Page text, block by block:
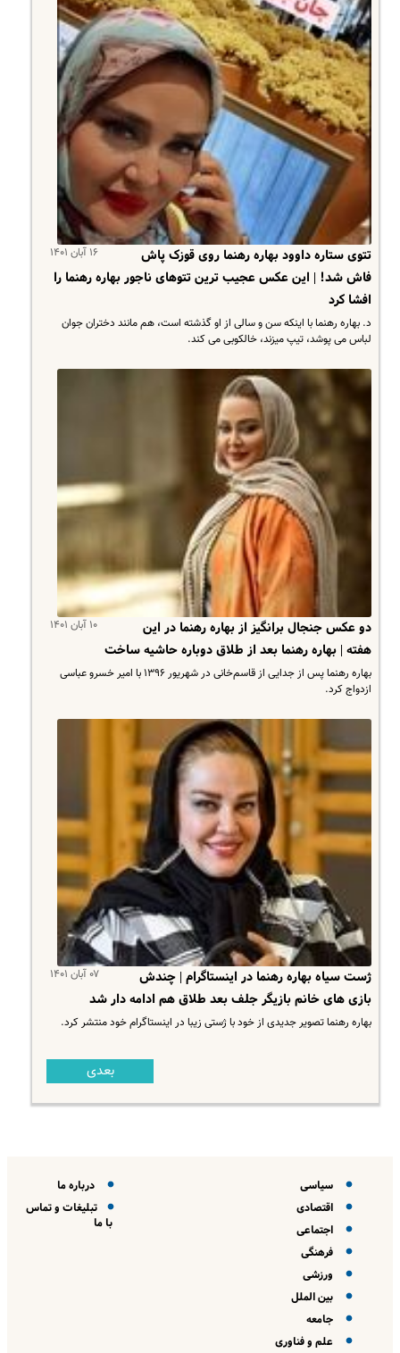
۱۶ آبان ۱۴۰۱
تتوی ستاره داوود بهاره رهنما روی قوزک پاش
فاش شد! | این عکس عجیب ترین تتوهای ناجور بهاره رهنما را
افشا کرد
د. بهاره رهنما با اینکه سن و سالی از او گذشته است، هم مانند دختران جوان
لباس می پوشد، تیپ میزند، خالکوبی می کند.
۱۰ آبان ۱۴۰۱
دو عکس جنجال برانگیز از بهاره رهنما در این
هفته | بهاره رهنما بعد از طلاق دوباره حاشیه ساخت
بهاره رهنما پس از جدایی از قاسم‌خانی در شهریور ۱۳۹۶ با امیر خسرو عباسی
ازدواج کرد.
۰۷ آبان ۱۴۰۱
ژست سیاه بهاره رهنما در اینستاگرام | چندش
بازی های خانم بازیگر جلف بعد طلاق هم ادامه دار شد
بهاره رهنما تصویر جدیدی از خود با ژستی زیبا در اینستاگرام خود منتشر کرد.
بعدی
سیاسی
اقتصادی
اجتماعی
فرهنگی
ورزشی
بین الملل
جامعه
علم و فناوری
درباره ما
تبلیغات و تماس
با ما